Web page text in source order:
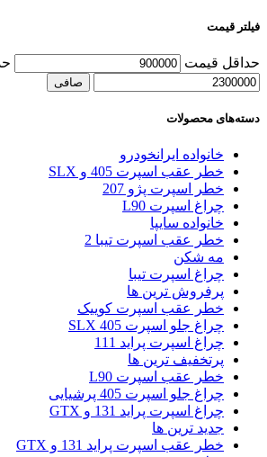
فیلتر قیمت
حداقل قیمت
صافی
دسته‌های محصولات
خانواده ایرانخودرو
خطر عقب اسپرت 405 و SLX
خطر اسپرت پژو 207
چراغ اسپرت L90
خانواده سایپا
خطر عقب اسپرت تیبا 2
مه شکن
چراغ اسپرت تیبا
پرفروش ترین ها
خطر عقب اسپرت کوییک
چراغ جلو اسپرت 405 SLX
چراغ اسپرت پراید 111
پرتخفیف ترین ها
خطر عقب اسپرت L90
چراغ جلو اسپرت 405 پرشیایی
چراغ اسپرت پراید 131 و GTX
جدید ترین ها
خطر عقب اسپرت پراید 131 و GTX